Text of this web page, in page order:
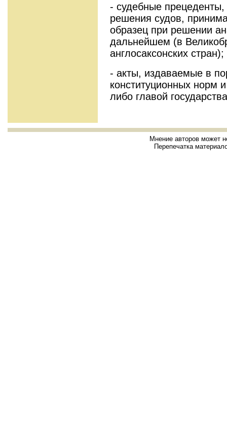
- судебные
решения судов,
образец при решении
дальнейшем (в
англосаксонских стран);
- акты, издаваемые в
конституционных норм
либо главой
Мнение авторов может
Перепечатка